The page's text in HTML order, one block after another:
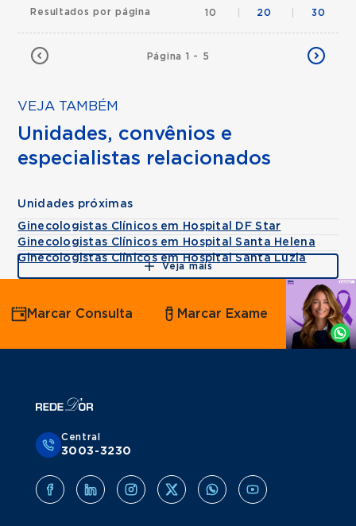
Página 1 - 5
Resultados por página 10 20 30
VEJA TAMBÉM
Unidades, convênios e
especialistas relacionados
Unidades próximas
Ginecologistas Clínicos em Hospital DF Star
Ginecologistas Clínicos em Hospital Santa Helena
Ginecologistas Clínicos em Hospital Santa Luzia
Veja mais
Agende
por
Whatsapp
Marcar Consulta Marcar Exame
Central
3003-3230